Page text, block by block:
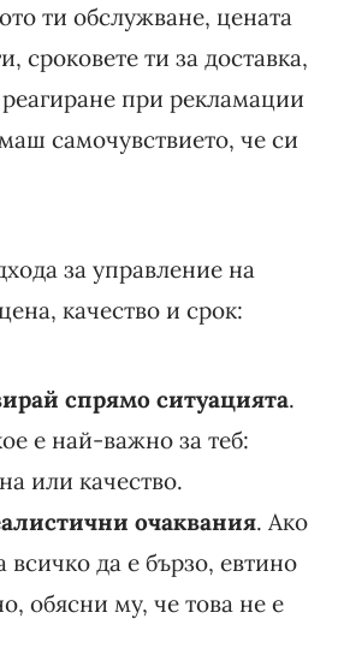
ти обслужване, цената
сроковете ти за доставка,
реагиране при рекламации
самочувствието, че си
за управление на
качество и срок:
спрямо ситуацията.
е най-важно за теб:
или качество.
очаквания. Ако
всичко да е бързо, евтино
обясни му, че това не е